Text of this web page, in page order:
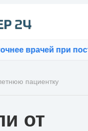
врачей при
пациентку
от